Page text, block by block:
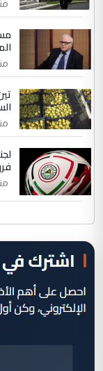
منذ
منذ
منذ
منذ